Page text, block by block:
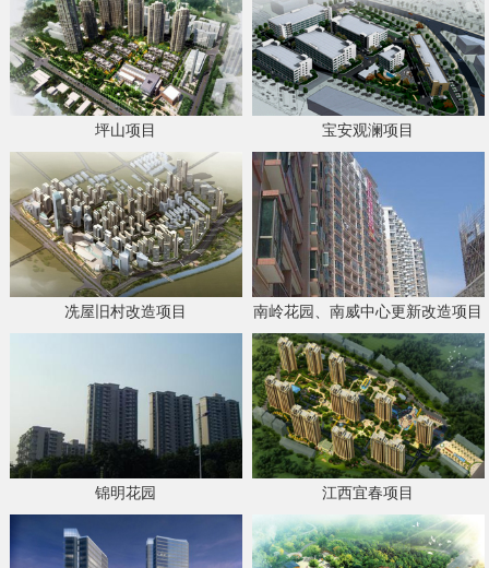
坪山项目 宝安观澜项目
冼屋旧村改造项目 南岭花园、南威中心更新改造项目
锦明花园 江西宜春项目